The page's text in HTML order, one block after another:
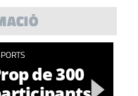
de 300